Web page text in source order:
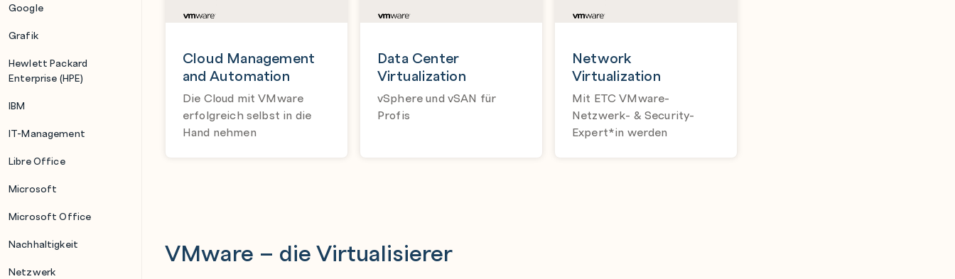
Google
Grafik
Hewlett Packard
Enterprise (HPE)
IBM
IT-Management
Libre Office
Microsoft
Microsoft Office
Nachhaltigkeit
Netzwerk
Cloud Management
and Automation
Die Cloud mit VMware
erfolgreich selbst in die
Hand nehmen
Data Center
Virtualization
vSphere und vSAN für
Profis
Network
Virtualization
Mit ETC VMware-
Netzwerk- & Security-
Expert*in werden
VMware – die Virtualisierer